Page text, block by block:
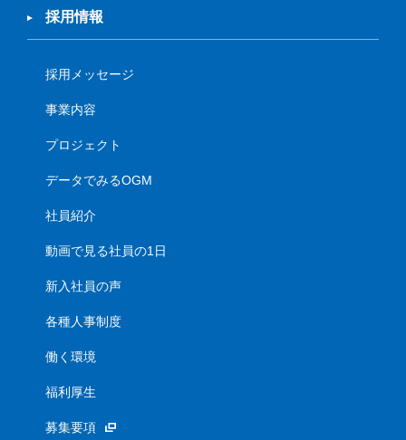
採用情報
採用メッセージ
事業内容
プロジェクト
データでみるOGM
社員紹介
動画で見る社員の1日
新入社員の声
各種人事制度
働く環境
福利厚生
募集要項